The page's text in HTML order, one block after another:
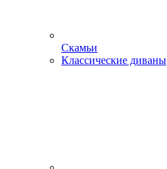
Скамьи
Классические диваны